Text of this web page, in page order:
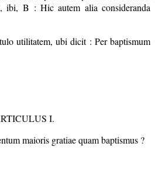
ibi, B : Hic autem alia consideranda
utilitatem, ubi dicit : Per baptismum
I.
maioris gratiae quam baptismus ?